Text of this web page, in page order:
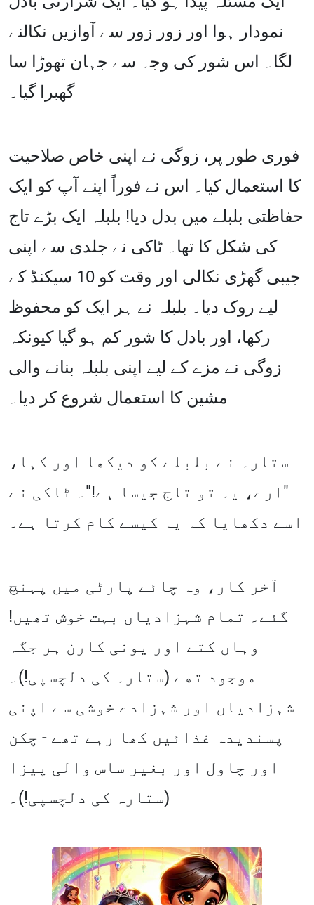
نمودار ہوا اور زور زور سے آوازیں نکالنے
لگا۔ اس شور کی وجہ سے جہان تھوڑا سا
گھبرا گیا۔
فوری طور پر، زوگی نے اپنی خاص صلاحیت
کا استعمال کیا۔ اس نے فوراً اپنے آپ کو ایک
حفاظتی بلبلے میں بدل دیا! بلبلہ ایک بڑے تاج
کی شکل کا تھا۔ ٹاکی نے جلدی سے اپنی
جیبی گھڑی نکالی اور وقت کو 10 سیکنڈ کے
لیے روک دیا۔ بلبلہ نے ہر ایک کو محفوظ
رکھا، اور بادل کا شور کم ہو گیا کیونکہ
زوگی نے مزے کے لیے اپنی بلبلہ بنانے والی
مشین کا استعمال شروع کر دیا۔
ستارہ نے بلبلے کو دیکھا اور کہا،
"ارے، یہ تو تاج جیسا ہے!"۔ ٹاکی نے
اسے دکھایا کہ یہ کیسے کام کرتا ہے۔
آخر کار، وہ چائے پارٹی میں پہنچ
گئے۔ تمام شہزادیاں بہت خوش تھیں!
وہاں کتے اور یونی کارن ہر جگہ
موجود تھے (ستارہ کی دلچسپی!)۔
شہزادیاں اور شہزادے خوشی سے اپنی
پسندیدہ غذائیں کھا رہے تھے - چکن
اور چاول اور بغیر ساس والی پیزا
(ستارہ کی دلچسپی!)۔